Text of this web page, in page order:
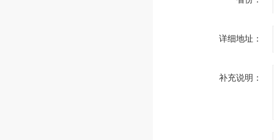
详细地址：
补充说明：